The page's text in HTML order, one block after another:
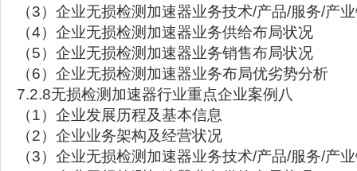
（3）企业无损检测加速器业务技术/产品/服务/产
（4）企业无损检测加速器业务供给布局状况
（5）企业无损检测加速器业务销售布局状况
（6）企业无损检测加速器业务布局优劣势分析
7.2.8无损检测加速器行业重点企业案例八
（1）企业发展历程及基本信息
（2）企业业务架构及经营状况
（3）企业无损检测加速器业务技术/产品/服务/产